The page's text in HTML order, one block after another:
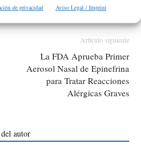
de privacidad Aviso Legal / Imprint
Artículo siguiente
La FDA Aprueba Primer
Aerosol Nasal de Epinefrina
para Tratar Reacciones
Alérgicas Graves
autor